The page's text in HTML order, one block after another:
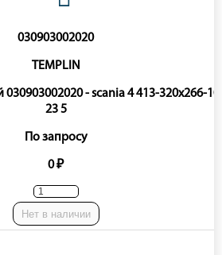
030903002020
TEMPLIN
- scania 4 413-320x266-10
23 5
По запросу
0 ₽
Нет в наличии